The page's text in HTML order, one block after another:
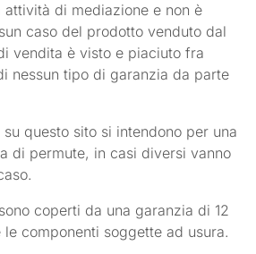
attività di mediazione e non è
caso del prodotto venduto dal
vendita è visto e piaciuto fra
nessun tipo di garanzia da parte
questo sito si intendono per una
di permute, in casi diversi vanno
coperti da una garanzia di 12
componenti soggette ad usura.